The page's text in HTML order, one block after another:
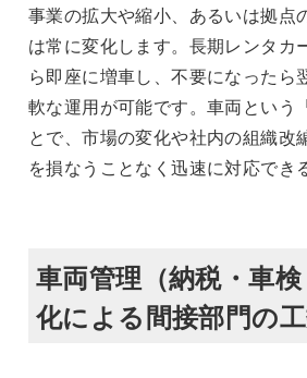
事業の拡大や縮小、あるいは拠点
は常に変化します。長期レンタカ
ら即座に増車し、不要になったら
軟な運用が可能です。車両という
とで、市場の変化や社内の組織改
を損なうことなく迅速に対応でき
車両管理（納税・車
化による間接部門の